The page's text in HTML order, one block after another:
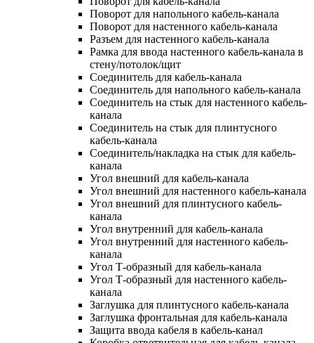
Поворот для напольного кабель-канала
Поворот для настенного кабель-канала
Разъем для настенного кабель-канала
Рамка для ввода настенного кабель-канала в
стену/потолок/щит
Соединитель для кабель-канала
Соединитель для напольного кабель-канала
Соединитель на стык для настенного кабель-
канала
Соединитель на стык для плинтусного
кабель-канала
Соединитель/накладка на стык для кабель-
канала
Угол внешний для кабель-канала
Угол внешний для настенного кабель-канала
Угол внешний для плинтусного кабель-
канала
Угол внутренний для кабель-канала
Угол внутренний для настенного кабель-
канала
Угол Т-образный для кабель-канала
Угол Т-образный для настенного кабель-
канала
Заглушка для плинтусного кабель-канала
Заглушка фронтальная для кабель-канала
Защита ввода кабеля в кабель-канал